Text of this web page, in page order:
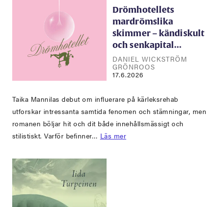
Drömhotellets
mardrömslika
skimmer – kändiskult
och senkapital…
DANIEL WICKSTRÖM
GRÖNROOS
17.6.2026
Taika Mannilas debut om influerare på kärleksrehab
utforskar intressanta samtida fenomen och stämningar, men
romanen böljar hit och dit både innehållsmässigt och
stilistiskt. Varför befinner… Läs mer